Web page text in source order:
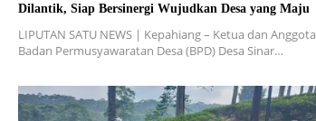
Dilantik, Siap Bersinergi Wujudkan Desa yang Maju
LIPUTAN SATU NEWS | Kepahiang – Ketua dan Anggota
Badan Permusyawaratan Desa (BPD) Desa Sinar…